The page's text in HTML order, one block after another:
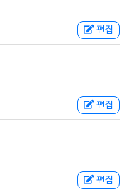
편집
편집
편집